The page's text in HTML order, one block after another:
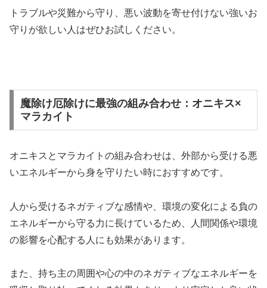
トラブルや災難から守り、悪い波動を寄せ付けない強いお
守りが欲しい人はぜひお試しください。
魔除け厄除けに最強の組み合わせ：オニキス×
マラカイト
オニキスとマラカイトの組み合わせは、外部から受ける悪
いエネルギーから身を守りたい時におすすめです。
人から受けるネガティブな感情や、環境の変化による負の
エネルギーから守る力に長けているため、人間関係や環境
の影響を心配する人にも効果があります。
また、持ち主の周囲や心の中のネガティブなエネルギーを